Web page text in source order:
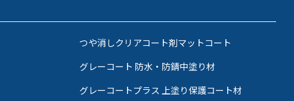
つや消しクリアコート剤マットコート
グレーコート 防水・防錆中塗り材
グレーコートプラス 上塗り保護コート材